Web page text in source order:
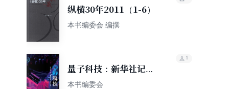
纵横30年2011（1-6）
本书编委会 编撰
量子科技：新华社记者
带你探秘
本书编委会
1